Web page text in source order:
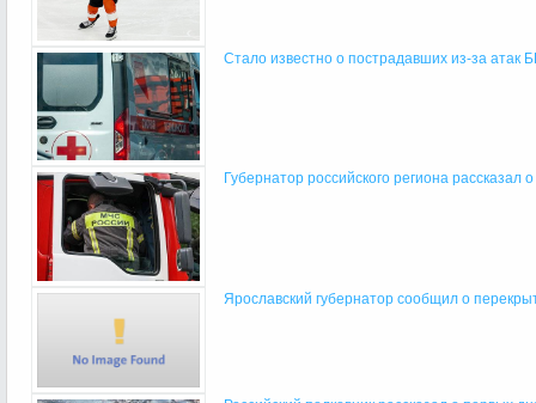
Стало известно о пострадавших из-за атак
Губернатор российского региона рассказал
Ярославский губернатор сообщил о